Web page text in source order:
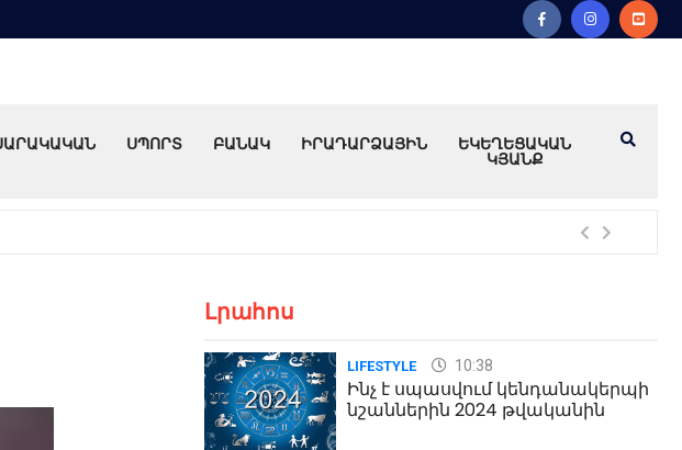
ՍՊՈՐՏ ԲԱՆԱԿ ԻՐԱԴԱՐՁԱՅԻՆ
ԵԿԵՂԵՑԱԿԱՆ
ԿՅԱՆՔ
Լրահոս
LIFESTYLE 10:38
Ինչ է սպասվում կենդանակերպի
նշաններին 2024 թվականին